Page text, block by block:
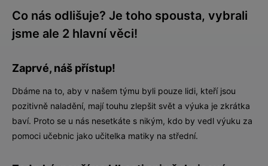
Co nás odlišuje? Je toho spousta, vybrali
jsme ale 2 hlavní věci!
Zaprvé, náš přístup!
Dbáme na to, aby v našem týmu byli pouze lidi, kteří jsou
pozitivně naladění, mají touhu zlepšit svět a výuka je zkrátka
baví. Proto se u nás nesetkáte s nikým, kdo by vedl výuku za
pomoci učebnic jako učitelka matiky na střední.